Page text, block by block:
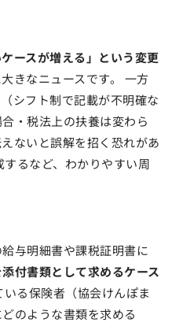
ースが増える」という変更
きなニュースです。 一方
（シフト制で記載が不明確な
・税法上の扶養は変わら
ないと誤解を招く恐れがあ
るなど、わかりやすい周
与明細書や課税証明書に
付書類として求めるケース
る保険者（協会けんぽま
のような書類を求める